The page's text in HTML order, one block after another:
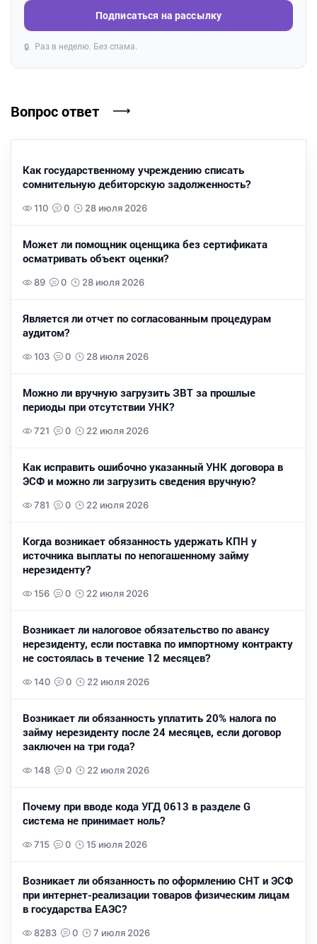
Подписаться на рассылку
🔒 Раз в неделю. Без спама.
Вопрос ответ
Как государственному учреждению списать
сомнительную дебиторскую задолженность?
110 0 28 июля 2026
Может ли помощник оценщика без сертификата
осматривать объект оценки?
89 0 28 июля 2026
Является ли отчет по согласованным процедурам
аудитом?
103 0 28 июля 2026
Можно ли вручную загрузить ЗВТ за прошлые
периоды при отсутствии УНК?
721 0 22 июля 2026
Как исправить ошибочно указанный УНК договора в
ЭСФ и можно ли загрузить сведения вручную?
781 0 22 июля 2026
Когда возникает обязанность удержать КПН у
источника выплаты по непогашенному займу
нерезиденту?
156 0 22 июля 2026
Возникает ли налоговое обязательство по авансу
нерезиденту, если поставка по импортному контракту
не состоялась в течение 12 месяцев?
140 0 22 июля 2026
Возникает ли обязанность уплатить 20% налога по
займу нерезиденту после 24 месяцев, если договор
заключен на три года?
148 0 22 июля 2026
Почему при вводе кода УГД 0613 в разделе G
система не принимает ноль?
715 0 15 июля 2026
Возникает ли обязанность по оформлению СНТ и ЭСФ
при интернет-реализации товаров физическим лицам
в государства ЕАЭС?
8283 0 7 июля 2026